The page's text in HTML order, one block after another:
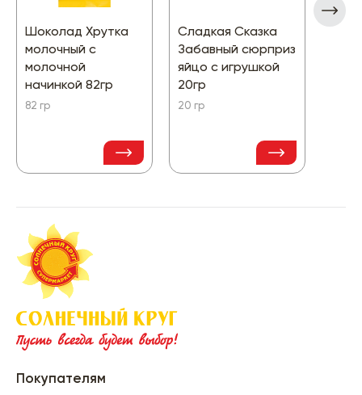
Шоколад Хрутка
молочный с
молочной
начинкой 82гр
82 гр
Сладкая Сказка
Забавный сюрприз
яйцо с игрушкой
20гр
20 гр
Покупателям